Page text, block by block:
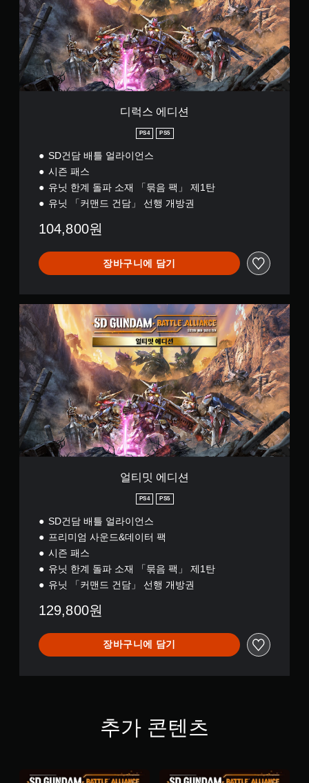
(
번
체
자
)
)
션
디럭스 에디션
PS4 PS5
SD건담 배틀 얼라이언스
시즌 패스
유닛 한계 돌파 소재 「묶음 팩」 제1탄
유닛 「커맨드 건담」 선행 개방권
104,800원
장바구니에 담기
얼
티
밋
에
디
션
얼티밋 에디션
PS4 PS5
SD건담 배틀 얼라이언스
프리미엄 사운드&데이터 팩
시즌 패스
유닛 한계 돌파 소재 「묶음 팩」 제1탄
유닛 「커맨드 건담」 선행 개방권
129,800원
장바구니에 담기
추가 콘텐츠